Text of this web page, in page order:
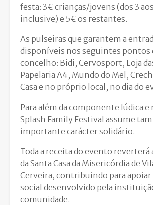
festa: 3€ crianças/jovens (dos 3
inclusive) e 5€ os restantes.
As pulseiras que garantem a
disponíveis nos seguintes pontos
concelho: Bidi, Cervosport, Loja
Papelaria A4, Mundo do Mel,
Casa e no próprio local, no dia do
Para além da componente lúdica e
Splash Family Festival assume
importante carácter solidário.
Toda a receita do evento reverterá
da Santa Casa da Misericórdia de
Cerveira, contribuindo para
social desenvolvido pela
comunidade.